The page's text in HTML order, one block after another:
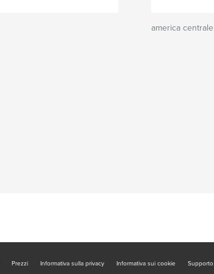
america centrale
Prezzi Informativa sulla privacy Informativa sui cookie Supporto